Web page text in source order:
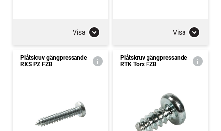
Visa Visa
Plåtskruv gängpressande
RXS PZ FZB
Plåtskruv gängpressande
RTK Torx FZB